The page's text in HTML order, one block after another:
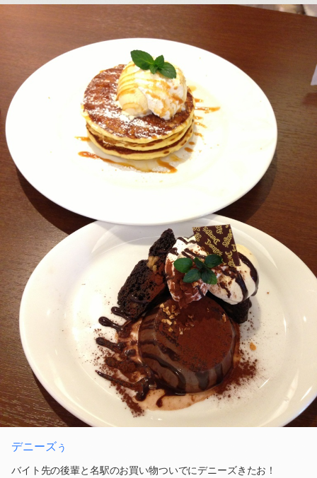
デニーズぅ
バイト先の後輩と名駅のお買い物ついでにデニーズきたお！